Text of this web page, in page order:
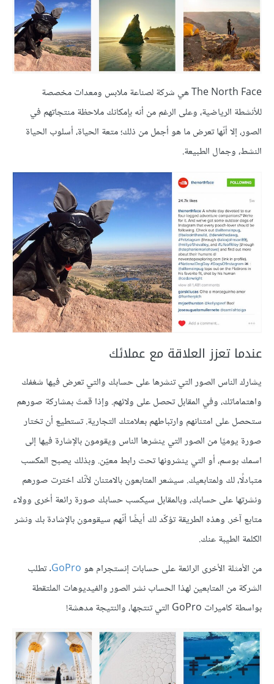
The North Face هي شركة لصناعة ملابس ومعدات مخصصة
للأنشطة الرياضية، وعلى الرغم من أنه بإمكانك ملاحظة منتجاتهم في
الصور، إلا أنّها تعرض ما هو أجمل من ذلك؛ متعة الحياة، أسلوب الحياة
النشط، وجمال الطبيعة.
عندما تعزز العلاقة مع عملائك
يشارك الناس الصور التي تنشرها على حسابك والتي تعرض فيها شغفك
واهتماماتك، وفي المقابل تحصل على ولائهم. وإذا قمتَ بمشاركة صورهم
ستحصل على امتنانهم وارتباطهم بعلامتك التجارية. تستطيع أن تختار
صورة يوميًا من الصور التي ينشرها الناس ويقومون بالإشارة فيها إلى
اسمك بوسم، أو التي ينشرونها تحت رابط معيّن. وبذلك يصبح المكسب
متبادلًا، لك ولمتابعيك. سيشعر المتابعون بالامتنان لأنّك اخترت صورهم
ونشرتها على حسابك، وبالمقابل سيكسب حسابك صورة رائعة أخرى وولاء
متابع آخر. وهذه الطريقة تؤكّد لك أيضًا أنّهم سيقومون بالإشادة بك ونشر
الكلمة الطيبة عنك.
من الأمثلة الأخرى الرائعة على حسابات إنستجرام هوGoPro. تطلب
الشركة من المتابعين لهذا الحساب نشر الصور والفيديوهات الملتقطة
بواسطة كاميرات GoPro التي تنتجها، والنتيجة مدهشة!